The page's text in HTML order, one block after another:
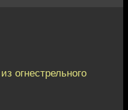
огнестрельного